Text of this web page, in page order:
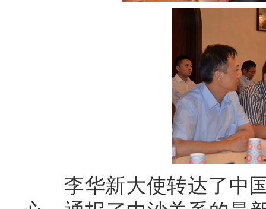
李华新大使转达了中国